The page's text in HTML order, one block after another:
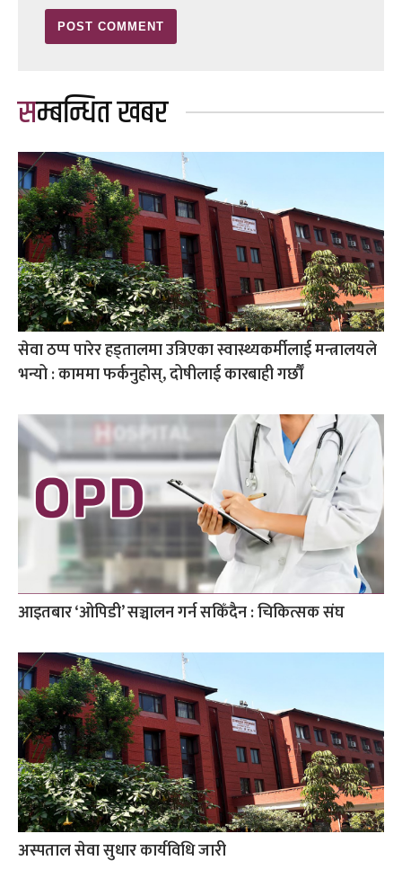
सम्बन्धित खबर
सेवा ठप्प पारेर हड्तालमा उत्रिएका स्वास्थ्यकर्मीलाई मन्त्रालयले
भन्यो : काममा फर्कनुहोस्, दोषीलाई कारबाही गर्छौँ
आइतबार ‘ओपिडी’ सञ्चालन गर्न सकिँदैन : चिकित्सक संघ
अस्पताल सेवा सुधार कार्यविधि जारी